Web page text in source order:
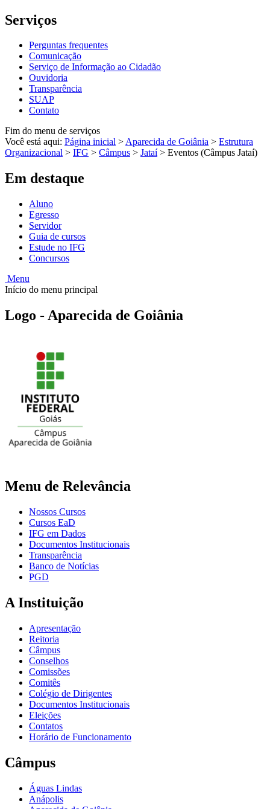
Serviços
Perguntas frequentes
Comunicação
Serviço de Informação ao Cidadão
Ouvidoria
Transparência
SUAP
Contato
Fim do menu de serviços
Você está aqui: Página inicial >Aparecida de Goiânia > Estrutura
Organizacional > IFG > Câmpus > Jataí > Eventos (Câmpus Jataí)
Em destaque
Aluno
Egresso
Servidor
Guia de cursos
Estude no IFG
Concursos
Menu
Início do menu principal
Logo - Aparecida de Goiânia
Menu de Relevância
Nossos Cursos
Cursos EaD
IFG em Dados
Documentos Institucionais
Transparência
Banco de Notícias
PGD
A Instituição
Apresentação
Reitoria
Câmpus
Conselhos
Comissões
Comitês
Colégio de Dirigentes
Documentos Institucionais
Eleições
Contatos
Horário de Funcionamento
Câmpus
Águas Lindas
Anápolis